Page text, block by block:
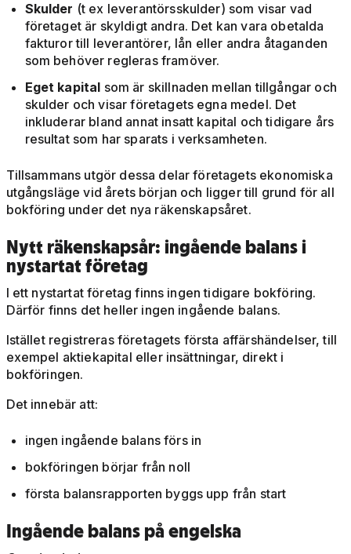
Skulder (t ex leverantörsskulder) som visar vad
företaget är skyldigt andra. Det kan vara obetalda
fakturor till leverantörer, lån eller andra åtaganden
som behöver regleras framöver.
Eget kapital som är skillnaden mellan tillgångar och
skulder och visar företagets egna medel. Det
inkluderar bland annat insatt kapital och tidigare års
resultat som har sparats i verksamheten.
Tillsammans utgör dessa delar företagets ekonomiska
utgångsläge vid årets början och ligger till grund för all
bokföring under det nya räkenskapsåret.
Nytt räkenskapsår: ingående balans i
nystartat företag
I ett nystartat företag finns ingen tidigare bokföring.
Därför finns det heller ingen ingående balans.
Istället registreras företagets första affärshändelser, till
exempel aktiekapital eller insättningar, direkt i
bokföringen.
Det innebär att:
ingen ingående balans förs in
bokföringen börjar från noll
första balansrapporten byggs upp från start
Ingående balans på engelska